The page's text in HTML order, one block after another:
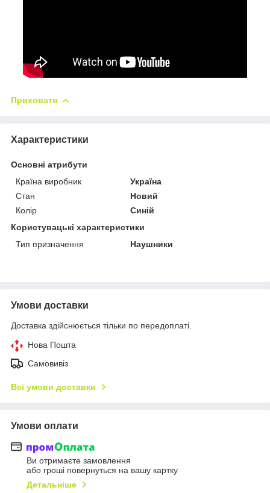
Приховати
Характеристики
Основні атрибути
Країна виробник
Україна
Стан
Новий
Колір
Синій
Користувацькі характеристики
Тип призначення
Наушники
Умови доставки
Доставка здійснюється тільки по передоплаті.
Нова Пошта
Самовивіз
Всі умови доставки
Умови оплати
Ви отримаєте замовлення
або гроші повернуться на вашу картку
Детальніше